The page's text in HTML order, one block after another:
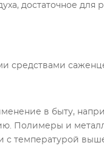
достаточное
средствами
в быту,
Полимеры и
с температурой